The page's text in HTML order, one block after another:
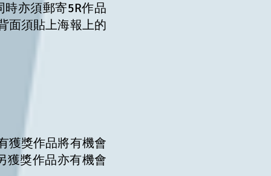
時亦須郵寄5R作品
面須貼上海報上的
獲獎作品將有機會
獲獎作品亦有機會